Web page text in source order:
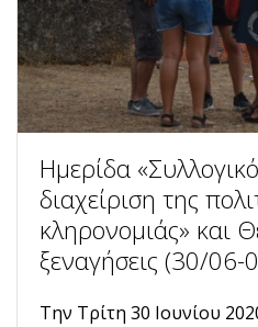
Ημερίδα
διαχείριση της
κληρονομιάς» και
ξεναγήσεις (30/
Την Τρίτη 30 Ιουνίου